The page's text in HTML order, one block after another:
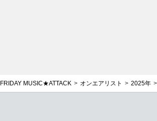
FRIDAY MUSIC★ATTACK オンエアリスト 2025年